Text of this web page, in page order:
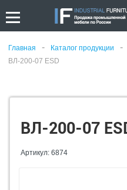
Главная - Каталог продукции -
ВЛ-200-07 ESD
ВЛ-200-07
Артикул: 6874